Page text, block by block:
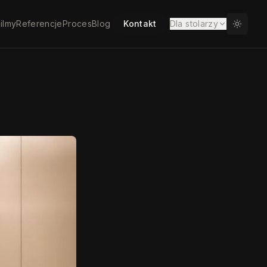
ReferencjeProcesBlog Kontakt Dla stolarzy